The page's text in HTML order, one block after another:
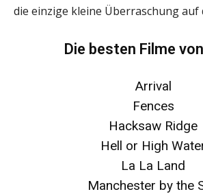
die einzige kleine Überraschung auf
Die besten Filme
Arrival
Fences
Hacksaw Ridge
Hell or High
La La Land
Manchester by the